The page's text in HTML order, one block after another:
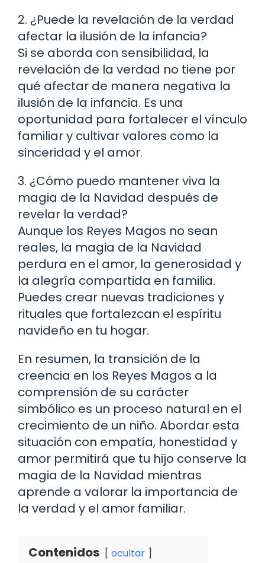
2. ¿Puede la revelación de la verdad
afectar la ilusión de la infancia?
Si se aborda con sensibilidad, la
revelación de la verdad no tiene por
qué afectar de manera negativa la
ilusión de la infancia. Es una
oportunidad para fortalecer el vínculo
familiar y cultivar valores como la
sinceridad y el amor.
3. ¿Cómo puedo mantener viva la
magia de la Navidad después de
revelar la verdad?
Aunque los Reyes Magos no sean
reales, la magia de la Navidad
perdura en el amor, la generosidad y
la alegría compartida en familia.
Puedes crear nuevas tradiciones y
rituales que fortalezcan el espíritu
navideño en tu hogar.
En resumen, la transición de la
creencia en los Reyes Magos a la
comprensión de su carácter
simbólico es un proceso natural en el
crecimiento de un niño. Abordar esta
situación con empatía, honestidad y
amor permitirá que tu hijo conserve la
magia de la Navidad mientras
aprende a valorar la importancia de
la verdad y el amor familiar.
Contenidos ocultar